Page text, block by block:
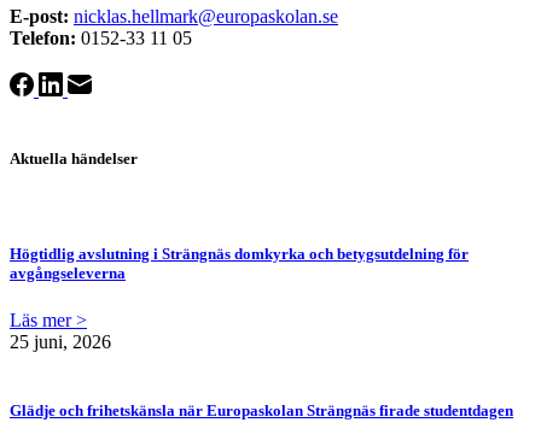
E-post: nicklas.hellmark@europaskolan.se
Telefon: 0152-33 11 05
Aktuella händelser
Högtidlig avslutning i Strängnäs domkyrka och betygsutdelning för
avgångseleverna
Läs mer >
25 juni, 2026
Glädje och frihetskänsla när Europaskolan Strängnäs firade studentdagen